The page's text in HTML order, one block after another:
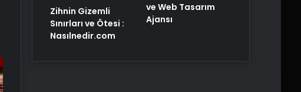
Zihnin Gizemli
Sınırları ve Ötesi :
Nasılnedir.com
ve Web Tasarım
Ajansı